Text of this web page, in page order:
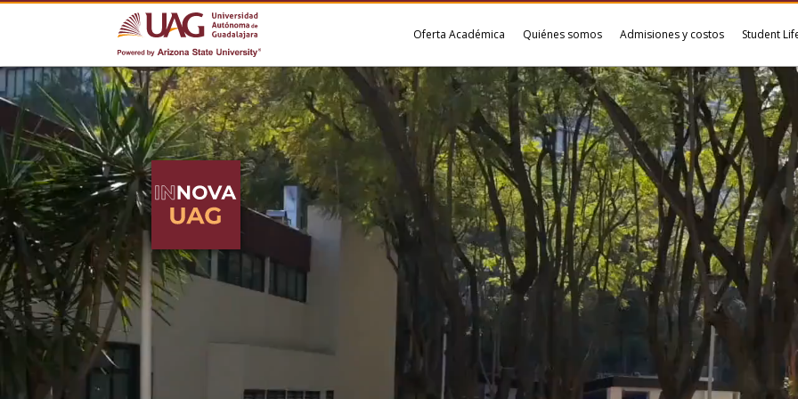
Oferta Académica Quiénes somos Admisiones y costos Student